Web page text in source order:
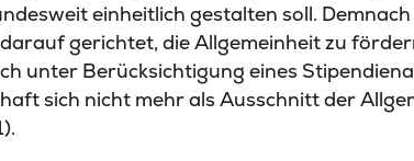
einheitlich gestalten soll.
gerichtet, die Allgemeinheit zu
unter Berücksichtigung eines
sich nicht mehr als Ausschnitt der